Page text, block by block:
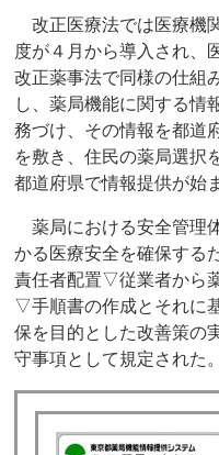
改正医療法では医療機
度が４月から導入され、
改正薬事法で同様の仕組
し、薬局機能に関する情
務づけ、その情報を都道
を敷き、住民の薬局選択
都道府県で情報提供が始
薬局における安全管理
かる医療安全を確保する
責任者配置▽従業者から
▽手順書の作成とそれに
保を目的とした改善策
守事項として規定された。